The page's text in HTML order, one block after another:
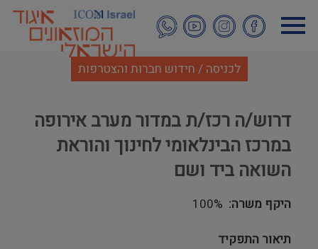
לתוכן
העיקרי
לכניסה / חידוש חברות והצטרפות
דרוש/ה רכז/ת במדור מערב אירופה
במרכז הבינלאומי לחינוך והוראת
השואה ביד ושם
היקף משרה 100%
תיאור התפקיד